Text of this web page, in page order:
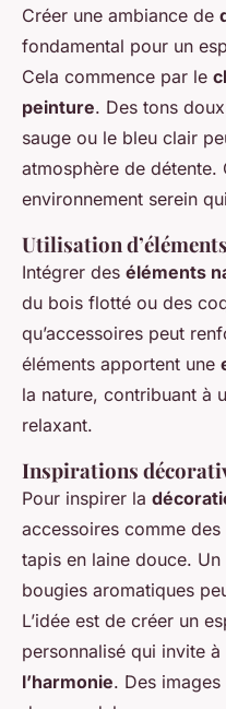
Créer une ambiance de
fondamental pour un
Cela commence par le
peinture. Des tons
sauge ou le bleu clair
atmosphère de détente.
environnement serein
Utilisation
Intégrer des éléments
du bois flotté ou des
qu’accessoires peut
éléments apportent une
la nature, contribuant à
relaxant.
Inspirations
Pour inspirer la
accessoires comme
tapis en laine douce.
bougies aromatiques
L’idée est de créer un
personnalisé qui invite à
l’harmonie. Des